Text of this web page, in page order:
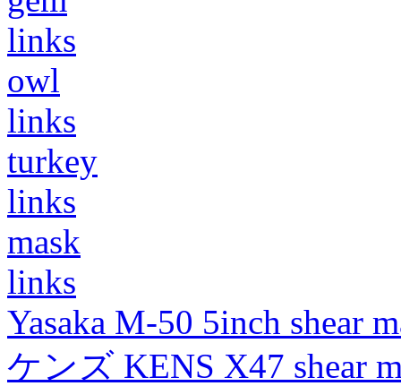
links
owl
links
turkey
links
mask
links
Yasaka M-50 5inch shear
ケンズ KENS X47 shear